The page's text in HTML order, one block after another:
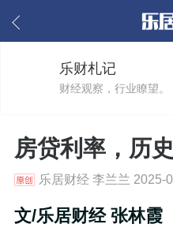
乐财札记
财经观察，行业瞭望。
房贷利率，历
乐居财经 李兰兰 2025-
文/乐居财经 张林霞